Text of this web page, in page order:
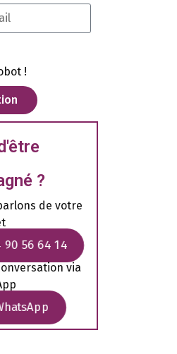
!
?
de votre
56 64 14
via